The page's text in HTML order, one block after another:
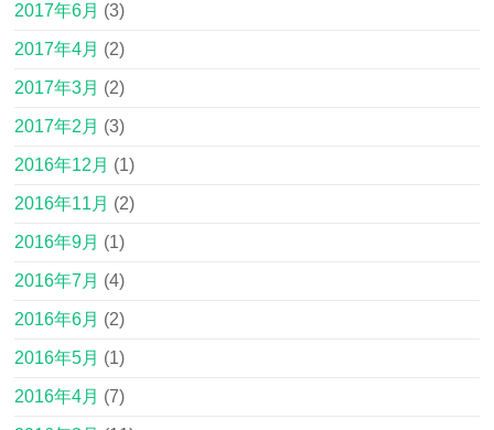
2017年6月 (3)
2017年4月 (2)
2017年3月 (2)
2017年2月 (3)
2016年12月 (1)
2016年11月 (2)
2016年9月 (1)
2016年7月 (4)
2016年6月 (2)
2016年5月 (1)
2016年4月 (7)